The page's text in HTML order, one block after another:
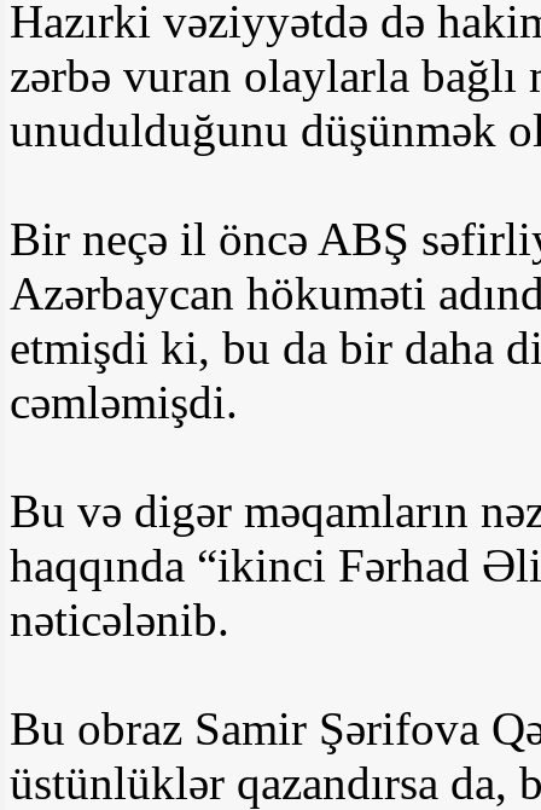
Hazırki vəziyyətdə də
zərbə vuran olaylarla
unudulduğunu düşünmək
Bir neçə il öncə ABŞ
Azərbaycan hökuməti
etmişdi ki, bu da bir daha
cəmləmişdi.
Bu və digər məqamların
haqqında “ikinci Fərhad
nəticələnib.
Bu obraz Samir Şərifova
üstünlüklər qazandırsa da,